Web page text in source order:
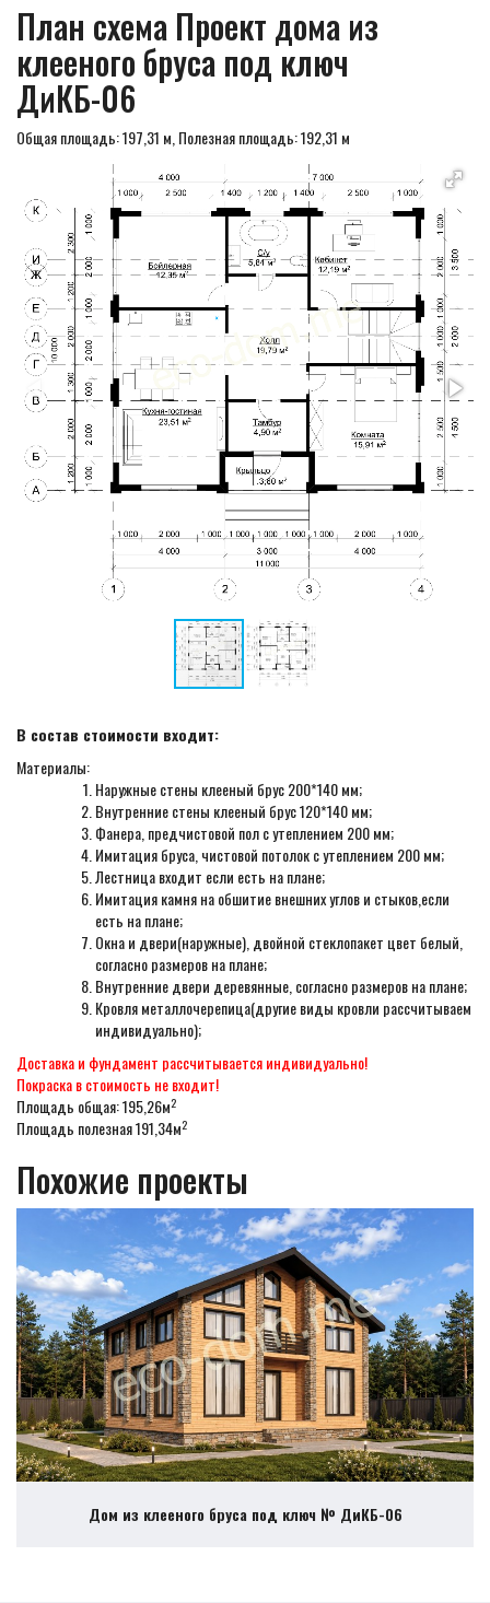
План схема Проект дома из
клееного бруса под ключ
ДиКБ-06
Общая площадь: 197,31 м, Полезная площадь: 192,31 м
В состав стоимости входит:
Материалы:
Наружные стены клееный брус 200*140 мм;
Внутренние стены клееный брус 120*140 мм;
Фанера, предчистовой пол с утеплением 200 мм;
Имитация бруса, чистовой потолок с утеплением 200 мм;
Лестница входит если есть на плане;
Имитация камня на обшитие внешних углов и стыков,если
есть на плане;
Окна и двери(наружные), двойной стеклопакет цвет белый,
согласно размеров на плане;
Внутренние двери деревянные, согласно размеров на плане;
Кровля металлочерепица(другие виды кровли рассчитываем
индивидуально);
Доставка и фундамент рассчитывается индивидуально!
Покраска в стоимость не входит!
Площадь общая: 195,26м2
Площадь полезная 191,34м2
Похожие проекты
Дом из клееного бруса под ключ № ДиКБ-06